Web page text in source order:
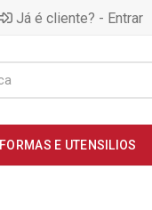
Já é cliente? - Entrar
FORMAS E UTENSILIOS